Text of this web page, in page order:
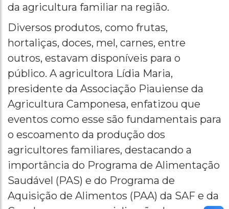
da agricultura familiar na região.
Diversos produtos, como frutas,
hortaliças, doces, mel, carnes, entre
outros, estavam disponíveis para o
público. A agricultora Lídia Maria,
presidente da Associação Piauiense da
Agricultura Camponesa, enfatizou que
eventos como esse são fundamentais para
o escoamento da produção dos
agricultores familiares, destacando a
importância do Programa de Alimentação
Saudável (PAS) e do Programa de
Aquisição de Alimentos (PAA) da SAF e da